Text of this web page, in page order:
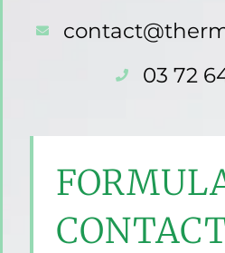
03 72